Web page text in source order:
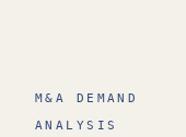
M&A DEMAND
ANALYSIS